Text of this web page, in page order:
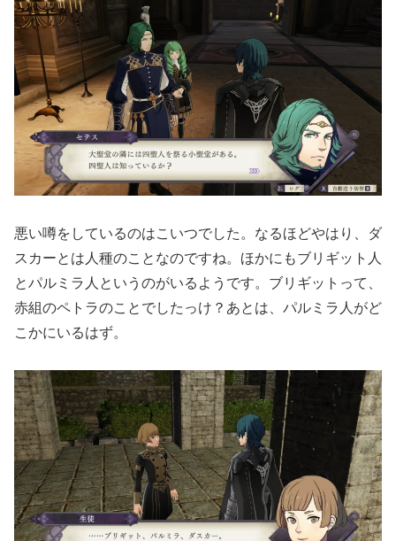
悪い噂をしているのはこいつでした。なるほどやはり、ダ
スカーとは人種のことなのですね。ほかにもブリギット人
とパルミラ人というのがいるようです。ブリギットって、
赤組のペトラのことでしたっけ？あとは、パルミラ人がど
こかにいるはず。